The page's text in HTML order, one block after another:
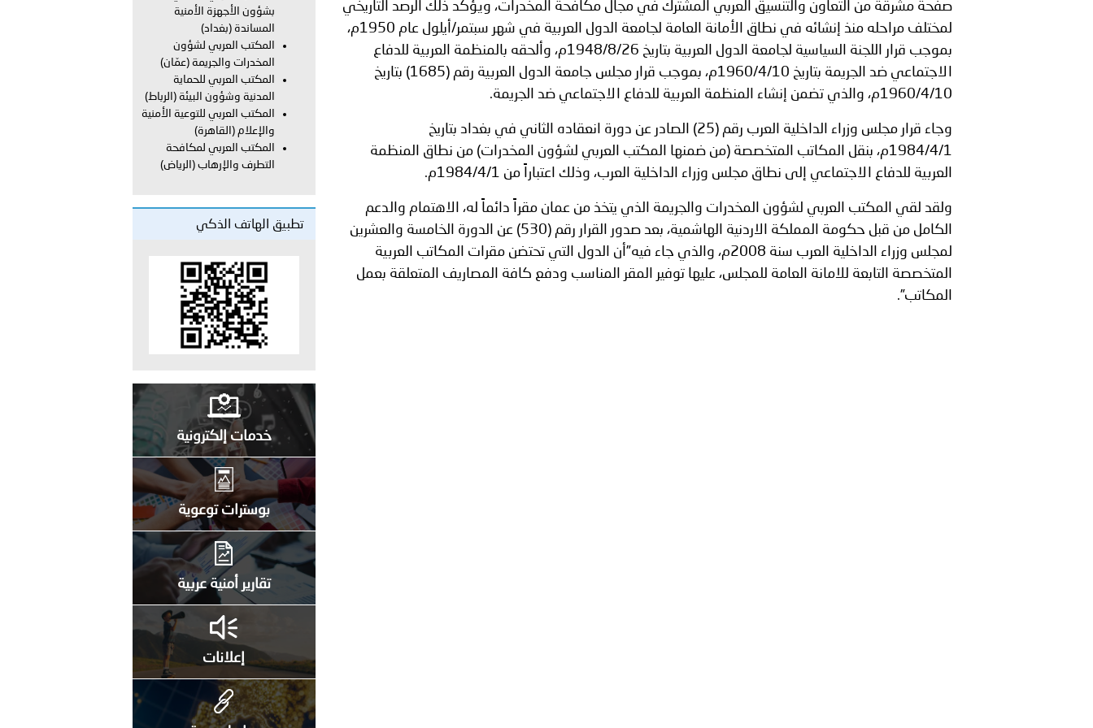
تفاهم لتعزيز التعاون المشترك في المجالات الأكاديمية والتدريبية، والتوعية والإرشاد المجتمعي..
الإمارات ـ 1448/02/22هـ ــ الموافق 2026/08/05 م - شرطة أبوظبي تحذر من زيادة عدد الركاب في المركبات حفاظًا على سلامة
الجميع..
الإمارات ـ 1448/02/22هـ ــ الموافق 2026/08/05 م - شرطة أبوظبي تطلع وفد الشرطة الإيطالية على منظومتي التأهيل الشرطي
والمدينة الآمنة..
الإمارات ـ 1448/02/22هـ ــ الموافق 2026/08/05 م - شرطة أبوظبي تنظم حملة للتبرع بالدم في منطقة الظفرة تعزيزا للمسؤولية
المجتمعية..
الكويت ـ 1448/02/22هـ ــ الموافق 2026/08/05 م - بمناسبة صدور المرسومين الأميريين معالي النائب الأول لرئيس مجلس الوزراء
صفحة مشرقة من التعاون والتنسيق العربي المشترك في مجال مكافحة المخدرات، ويؤكد ذلك الرصد التاريخي
لمختلف مراحله منذ إنشائه في نطاق الأمانة العامة لجامعة الدول العربية في شهر سبتمر/أيلول عام 1950م،
بموجب قرار اللجنة السياسية لجامعة الدول العربية بتاريخ 1948/8/26م، وألحقه بالمنظمة العربية للدفاع
الاجتماعي ضد الجريمة بتاريخ 1960/4/10م، بموجب قرار مجلس جامعة الدول العربية رقم (1685) بتاريخ
1960/4/10م، والذي تضمن إنشاء المنظمة العربية للدفاع الاجتماعي ضد الجريمة.
وجاء قرار مجلس وزراء الداخلية العرب رقم (25) الصادر عن دورة انعقاده الثاني في بغداد بتاريخ
1984/4/1م، بنقل المكاتب المتخصصة (من ضمنها المكتب العربي لشؤون المخدرات) من نطاق المنظمة
العربية للدفاع الاجتماعي إلى نطاق مجلس وزراء الداخلية العرب، وذلك اعتباراً من 1984/4/1م.
ولقد لقي المكتب العربي لشؤون المخدرات والجريمة الذي يتخذ من عمان مقراً دائماً له، الاهتمام والدعم
الكامل من قبل حكومة المملكة الاردنية الهاشمية، بعد صدور القرار رقم (530) عن الدورة الخامسة والعشرين
لمجلس وزراء الداخلية العرب سنة 2008م، والذي جاء فيه”أن الدول التي تحتضن مقرات المكاتب العربية
المتخصصة التابعة للامانة العامة للمجلس، عليها توفير المقر المناسب ودفع كافة المصاريف المتعلقة بعمل
المكاتب”.
بشؤون الأجهزة الأمنية
المساندة (بغداد)
المكتب العربي لشؤون
المخدرات والجريمة (عمّان)
المكتب العربي للحماية
المدنية وشؤون البيئة (الرباط)
المكتب العربي للتوعية الأمنية
والإعلام (القاهرة)
المكتب العربي لمكافحة
التطرف والإرهاب (الرياض)
تطبيق الهاتف الذكي
خدمات إلكترونية
بوسترات توعوية
تقارير أمنية عربية
إعلانات